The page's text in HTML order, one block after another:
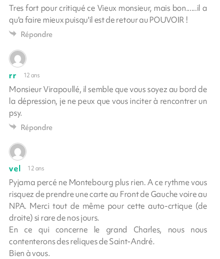
Tres fort pour critiqué ce Vieux monsieur, mais bon......il a
qu'a faire mieux puisqu'il est de retour au POUVOIR !
Répondre
rr 12 ans
Monsieur Virapoullé, il semble que vous soyez au bord de
la dépression, je ne peux que vous inciter à rencontrer un
psy.
Répondre
vel 12 ans
Pyjama percé ne Montebourg plus rien. A ce rythme vous
risquez de prendre une carte au Front de Gauche voire au
NPA. Merci tout de même pour cette auto-crtique (de
droite) si rare de nos jours.
En ce qui concerne le grand Charles, nous nous
contenterons des reliques de Saint-André.
Bien à vous.